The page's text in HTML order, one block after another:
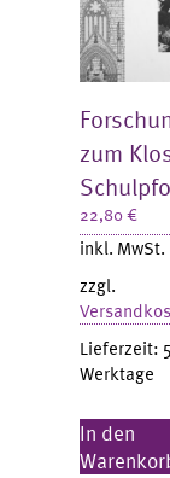
zum
22,80€
inkl. MwSt.
zzgl.
Lieferzeit:
Werktage
In den